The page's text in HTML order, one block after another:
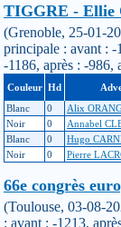
TIGGRE - Ellie
(Grenoble, 25-01-
principale : avant : -
-1186, après : -986,
Couleur Hd
Blanc
0 Alix
Noir
0 Annabel
Blanc
0 Hugo
Noir
0 Pierre
66e congrès
(Toulouse, 03-08-
: avant : -1213,